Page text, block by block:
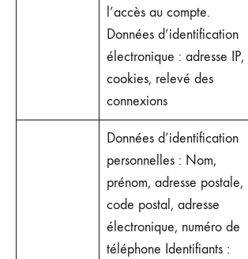
l’accès au compte.
Données d’identification
électronique : adresse IP,
cookies, relevé des
connexions
Données d’identification
personnelles : Nom,
prénom, adresse postale,
code postal, adresse
électronique, numéro de
téléphone Identifiants :